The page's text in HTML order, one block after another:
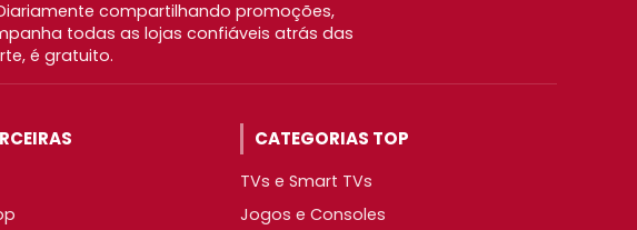
compartilhando promoções,
todas as lojas confiáveis atrás das
é gratuito.
CATEGORIAS TOP
TVs e Smart TVs
Jogos e Consoles